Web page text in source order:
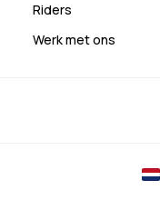
Riders
Werk met ons